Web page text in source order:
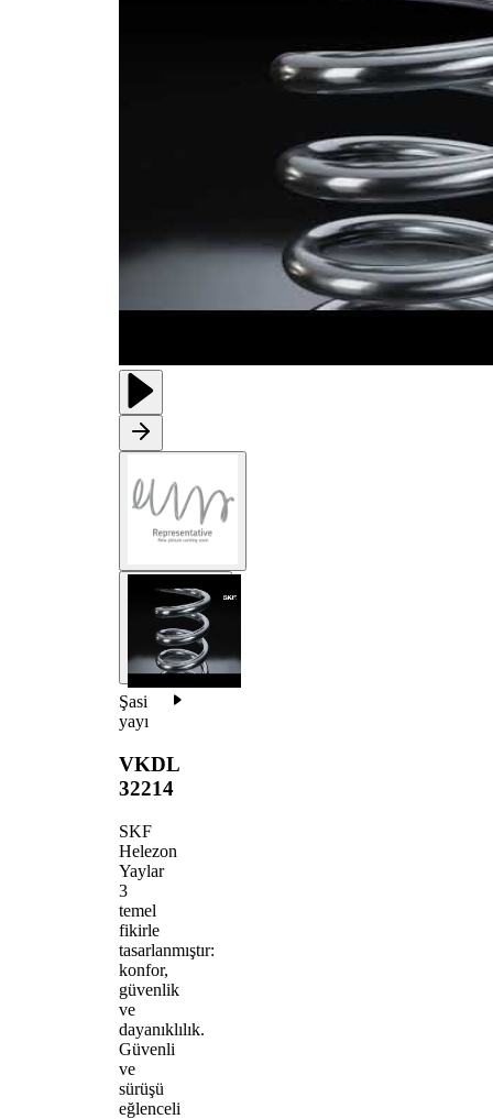
Şasi
yayı
VKDL
32214
SKF
Helezon
Yaylar
3
temel
fikirle
tasarlanmıştır:
konfor,
güvenlik
ve
dayanıklılık.
Güvenli
ve
sürüşü
eğlenceli